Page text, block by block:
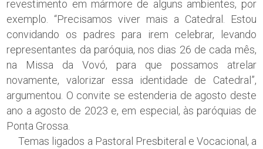
revestimento em mármore de alguns ambientes, por
exemplo. “Precisamos viver mais a Catedral. Estou
convidando os padres para irem celebrar, levando
representantes da paróquia, nos dias 26 de cada mês,
na Missa da Vovó, para que possamos atrelar
novamente, valorizar essa identidade de Catedral”,
argumentou. O convite se estenderia de agosto deste
ano a agosto de 2023 e, em especial, às paróquias de
Ponta Grossa.
Temas ligados a Pastoral Presbiteral e Vocacional, a